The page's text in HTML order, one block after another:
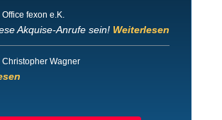
Office fexon e.K.
Akquise-Anrufe sein! Weiterlesen
Christopher Wagner